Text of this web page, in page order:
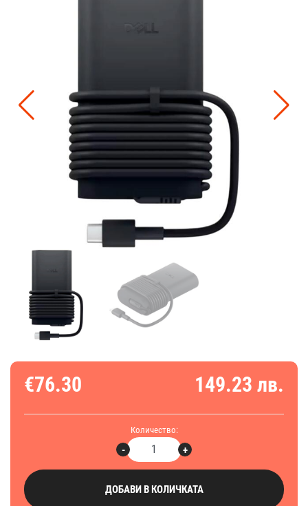
€76.30 149.23 лв.
Количество:
+
-
ДОБАВИ В КОЛИЧКАТА